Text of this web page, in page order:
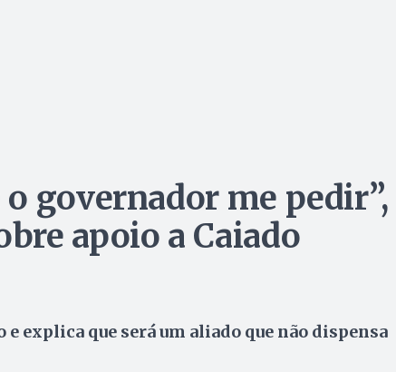
o governador me pedir”,
apoio a Caiado
explica que será um aliado que não dispensa